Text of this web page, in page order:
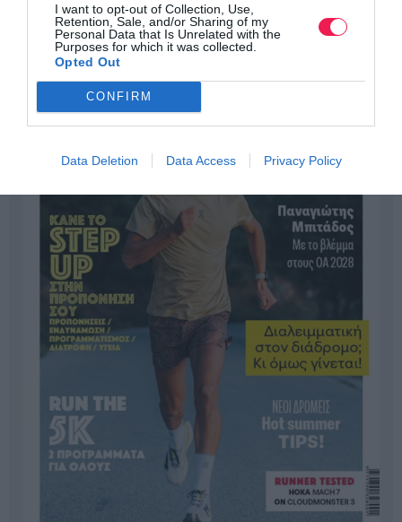
I want to opt-out of Collection, Use,
Retention, Sale, and/or Sharing of my
Personal Data that Is Unrelated with the
Purposes for which it was collected.
Opted Out
CONFIRM
Data Deletion Data Access Privacy Policy